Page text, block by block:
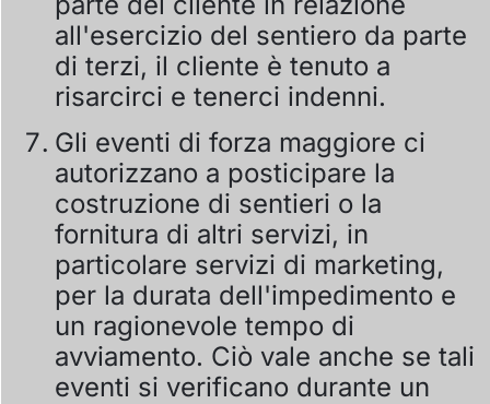
all'esercizio del sentiero da parte
di terzi, il cliente è tenuto a
risarcirci e tenerci indenni.
Gli eventi di forza maggiore ci
autorizzano a posticipare la
costruzione di sentieri o la
fornitura di altri servizi, in
particolare servizi di marketing,
per la durata dell'impedimento e
un ragionevole tempo di
avviamento. Ciò vale anche se tali
eventi si verificano durante un